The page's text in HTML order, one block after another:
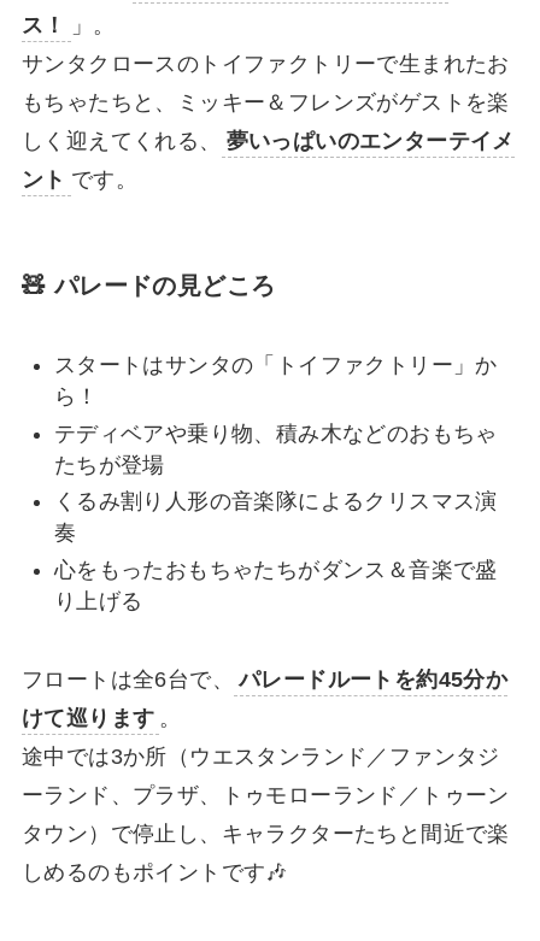
ス！
」。
サンタクロースのトイファクトリーで生まれたお
もちゃたちと、ミッキー＆フレンズがゲストを楽
しく迎えてくれる、
夢いっぱいのエンターテイメ
ント です。
🧸 パレードの見どころ
スタートはサンタの「トイファクトリー」か
ら！
テディベアや乗り物、積み木などのおもちゃ
たちが登場
くるみ割り人形の音楽隊によるクリスマス演
奏
心をもったおもちゃたちがダンス＆音楽で盛
り上げる
フロートは全6台で、
パレードルートを約45分か
けて巡ります 。
途中では3か所（ウエスタンランド／ファンタジ
ーランド、プラザ、トゥモローランド／トゥーン
タウン）で停止し、キャラクターたちと間近で楽
しめるのもポイントです🎶